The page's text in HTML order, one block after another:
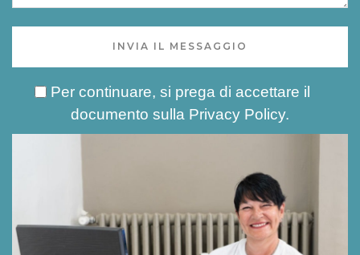
INVIA IL MESSAGGIO
Per continuare, si prega di accettare il
documento sulla Privacy Policy.